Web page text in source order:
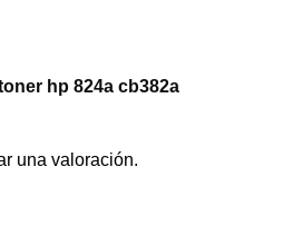
hp 824a cb382a
una valoración.